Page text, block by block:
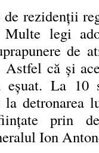
de rezidenţii
Multe legi
de
că şi
eşuat. La 10
detronarea
prin
Ion